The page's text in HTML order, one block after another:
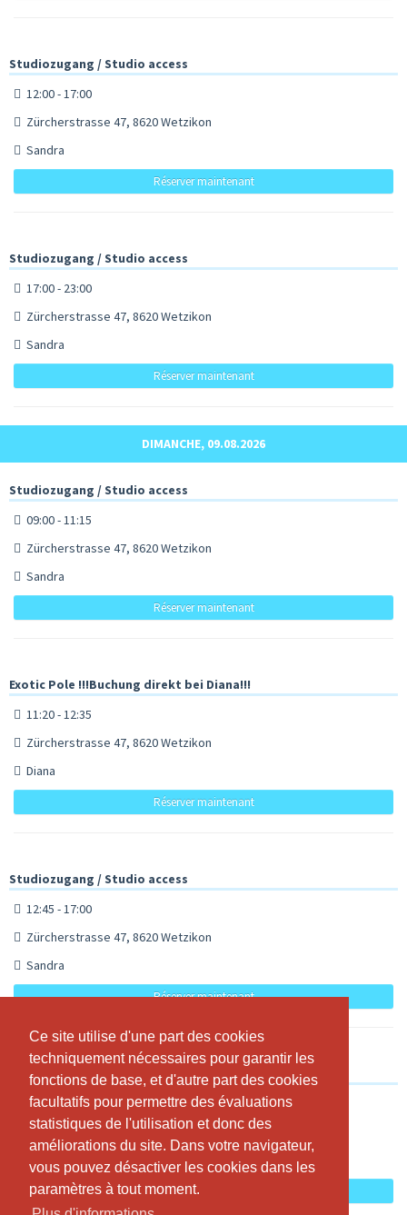
Ce site utilise d'une part des cookies
techniquement nécessaires pour garantir les
fonctions de base, et d'autre part des cookies
facultatifs pour permettre des évaluations
statistiques de l'utilisation et donc des
améliorations du site. Dans votre navigateur,
vous pouvez désactiver les cookies dans les
paramètres à tout moment.
Ce site utilise d'une part des cookies
techniquement nécessaires pour garantir les
fonctions de base, et d'autre part des cookies
facultatifs pour permettre des évaluations
statistiques de l'utilisation et donc des
améliorations du site. Dans votre navigateur,
vous pouvez désactiver les cookies dans les
paramètres à tout moment.
Studiozugang / Studio access
12:00 - 17:00
Zürcherstrasse 47, 8620 Wetzikon
Sandra
Réserver maintenant
Studiozugang / Studio access
17:00 - 23:00
Zürcherstrasse 47, 8620 Wetzikon
Sandra
Réserver maintenant
DIMANCHE, 09.08.2026
Studiozugang / Studio access
09:00 - 11:15
Zürcherstrasse 47, 8620 Wetzikon
Sandra
Réserver maintenant
Exotic Pole !!!Buchung direkt bei Diana!!!
11:20 - 12:35
Zürcherstrasse 47, 8620 Wetzikon
Diana
Réserver maintenant
Studiozugang / Studio access
12:45 - 17:00
Zürcherstrasse 47, 8620 Wetzikon
Sandra
Réserver maintenant
Studiozugang / Studio access
17:00 - 23:00
Zürcherstrasse 47, 8620 Wetzikon
Réserver maintenant